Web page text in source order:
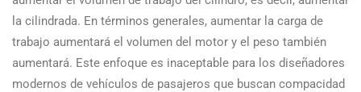
la cilindrada. En términos generales, aumentar la carga de
trabajo aumentará el volumen del motor y el peso también
aumentará. Este enfoque es inaceptable para los diseñadores
modernos de vehículos de pasajeros que buscan compacidad